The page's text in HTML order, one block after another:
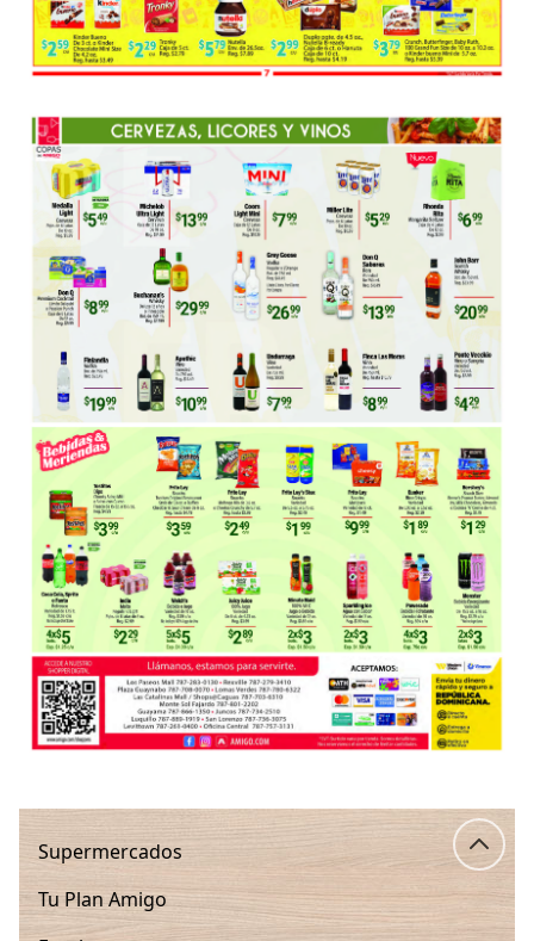
Supermercados
Tu Plan Amigo